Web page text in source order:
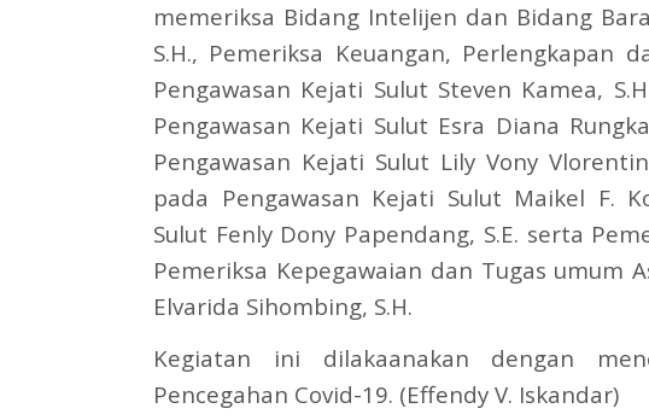
memeriksa Bidang Intelijen dan Bidang
S.H., Pemeriksa Keuangan, Perlengkapan
Pengawasan Kejati Sulut Steven Kamea,
Pengawasan Kejati Sulut Esra Diana
Pengawasan Kejati Sulut Lily Vony
pada Pengawasan Kejati Sulut Maikel F.
Sulut Fenly Dony Papendang, S.E. serta
Pemeriksa Kepegawaian dan Tugas umum
Elvarida Sihombing, S.H.
Kegiatan ini dilakaanakan dengan
Pencegahan Covid-19. (Effendy V. Iskandar)